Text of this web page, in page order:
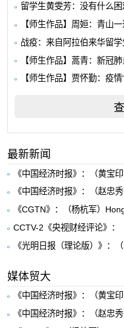
留学生黄雯芳：没有什么困
【师生作品】周姮：青山
战疫：来自阿拉伯来华留
【师生作品】蒿青：新冠
【师生作品】贾怀勤：疫
最新新闻
《中国经济时报》：（黄宝
《中国经济时报》：（赵忠
《CGTN》：（杨杭军）
CCTV-2《央视财经评论》：
《光明日报（理论版）》：
媒体贸大
《中国经济时报》：（黄宝
《中国经济时报》：（赵忠